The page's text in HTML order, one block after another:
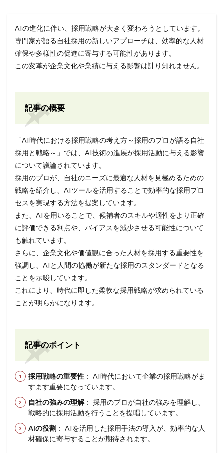
AIの進化に伴い、採用戦略が大きく変わろうとしています。
専門家が語る自社採用の新しいアプローチは、効率的な人材
確保や多様性の促進に寄与する可能性があります。
この変革が企業文化や業績に与える影響は計り知れません。
記事の概要
「AI時代における採用戦略の考え方～採用のプロが語る自社
採用と戦略～」では、AI技術の進展が採用活動に与える影響
について議論されています。
採用のプロが、自社のニーズに最適な人材を見極めるための
戦略を紹介し、AIツールを活用することで効率的な採用プロ
セスを実現する方法を提案しています。
また、AIを用いることで、候補者のスキルや適性をより正確
に評価できる利点や、バイアスを減少させる可能性について
も触れています。
さらに、企業文化や価値観に合った人材を採用する重要性を
強調し、AIと人間の協働が新たな採用のスタンダードとなる
ことを示唆しています。
これにより、時代に即した柔軟な採用戦略が求められている
ことが明らかになります。
記事のポイント
採用戦略の重要性 ： AI時代において企業の採用戦略がま
すます重要になっています。
自社の強みの理解： 採用のプロが自社の強みを理解し、
戦略的に採用活動を行うことを提唱しています。
AIの役割 ： AIを活用した採用手法の導入が、効率的な人
材確保に寄与することが期待されます。